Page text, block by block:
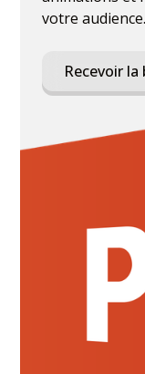
votre audience.
Recevoir